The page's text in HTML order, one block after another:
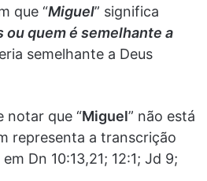
que “Miguel” significa
ou quem é semelhante a
semelhante a Deus
notar que “Miguel” não está
representa a transcrição
Dn 10:13,21; 12:1; Jd 9;